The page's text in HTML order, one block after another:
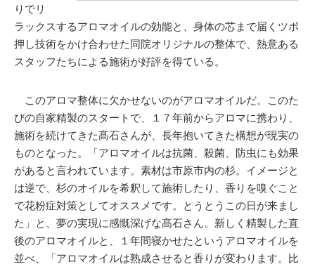
りでリ
ラックスするアロマオイルの効能と、身体の芯まで届くツボ
押し技術をかけ合わせた同院オリジナルの整体で、熱意ある
スタッフたちによる施術が好評を得ている。
このアロマ整体に欠かせないのがアロマオイルだ。このた
びの自家精製のスタートで、１７年前からアロマに携わり、
施術を続けてきた髙石さんが、長年抱いてきた構想が現実の
ものとなった。「アロマオイルは抗菌、殺菌、防虫にも効果
があると言われています。素材は市原市内の杉。イメージと
は逆で、杉のオイルを希釈して施術したり、香りを嗅ぐこと
で花粉症対策としてオススメです。とうとうこの日が来まし
た」と、夢の実現に感慨深げな髙石さん。新しく精製した直
後のアロマオイルと、１年間寝かせたというアロマオイルを
並べ、「アロマオイルは熟成させると香りが変わります。比